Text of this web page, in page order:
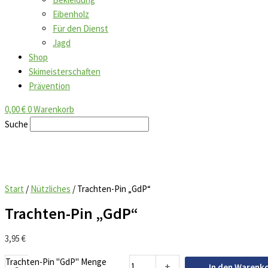
Eibenholz
Für den Dienst
Jagd
Shop
Skimeisterschaften
Prävention
0,00€0Warenkorb
Suche
Start / Nützliches / Trachten-Pin „GdP“
Trachten-Pin „GdP“
3,95€
Trachten-Pin "GdP" Menge